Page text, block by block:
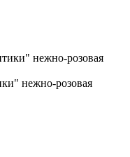
нежно-розовая